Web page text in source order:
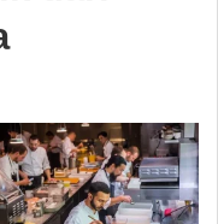
i
o
n